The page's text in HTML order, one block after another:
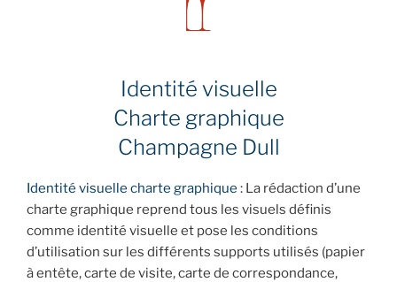
Identité visuelle
Charte graphique
Champagne Dull
Identité visuelle charte graphique : La rédaction d’une
charte graphique reprend tous les visuels définis
comme identité visuelle et pose les conditions
d’utilisation sur les différents supports utilisés (papier
à entête, carte de visite, carte de correspondance,